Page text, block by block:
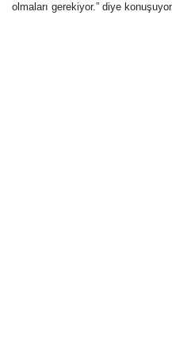
olmaları gerekiyor.” diye